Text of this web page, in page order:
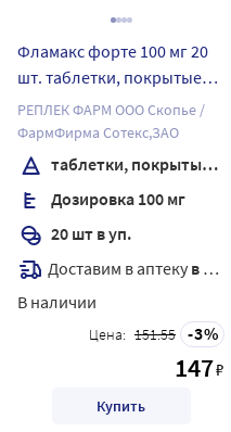
Фламакс форте 100 мг 20
шт. таблетки, покрытые
пленочной оболочкой
РЕПЛЕК ФАРМ ООО Скопье /
ФармФирма Сотекс,ЗАО
таблетки, покрытые пленочной оболочкой
Дозировка 100 мг
20 шт в уп.
Доставим в аптеку в течение 7 дней
В наличии
Цена: 151.55 3
147₽
Купить